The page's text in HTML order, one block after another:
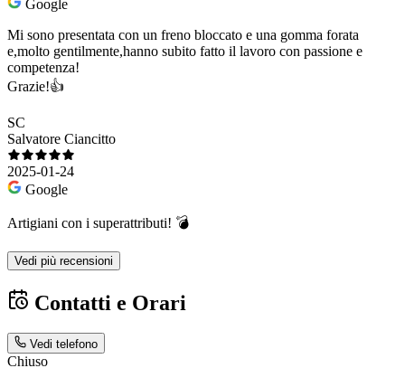
Google
Mi sono presentata con un freno bloccato e una gomma forata
e,molto gentilmente,hanno subito fatto il lavoro con passione e
competenza!
Grazie!👍
SC
Salvatore Ciancitto
2025-01-24
Google
Artigiani con i superattributi! 💣
Vedi più recensioni
Contatti e Orari
Vedi telefono
Chiuso